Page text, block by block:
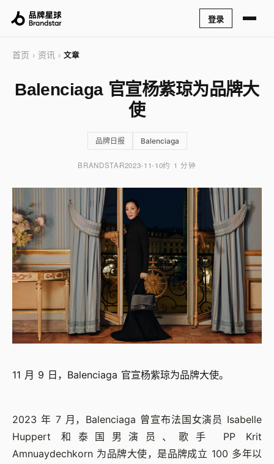
登录
首页 › 资讯 › 文章
Balenciaga 官宣杨紫琼为品牌大
使
品牌日报 Balenciaga
BRANDSTAR2023-11-10约 1 分钟
11 月 9 日，Balenciaga 官宣杨紫琼为品牌大使。
2023 年 7 月，Balenciaga 曾宣布法国女演员 Isabelle
Huppert 和泰国男演员、歌手 PP Krit
Amnuaydechkorn 为品牌大使，是品牌成立 100 多年以